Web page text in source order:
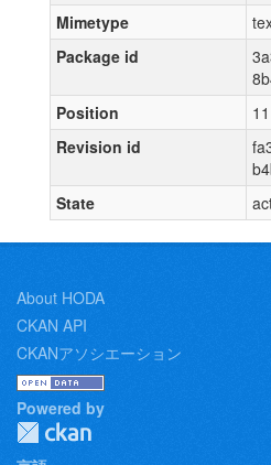
Mimetype
Package id
Position
11
Revision id
State
About HODA
CKAN API
CKANアソシエーション
Powered by